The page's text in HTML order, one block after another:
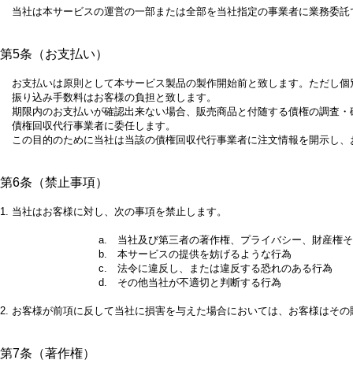
当社は本サービスの運営の一部または全部を当社指定の事業者に業務委
第5条（お支払い）
お支払いは原則として本サービス製品の製作開始前と致します。ただし
振り込み手数料はお客様の負担と致します。
期限内のお支払いが確認出来ない場合、販売商品と付随する債権の調査
債権回収代行事業者に委任します。
この目的のために当社は当該の債権回収代行事業者に注文情報を開示し
第6条（禁止事項）
1. 当社はお客様に対し、次の事項を禁止します。
a. 当社及び第三者の著作権、プライバシー、財産権
b. 本サービスの提供を妨げるような行為
c. 法令に違反し、または違反する恐れのある行為
d. その他当社が不適切と判断する行為
2. お客様が前項に反して当社に損害を与えた場合においては、お客様はそ
第7条（著作権）